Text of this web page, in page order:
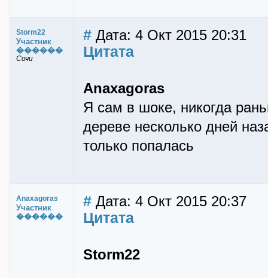
Storm22
Участник
������
Сочи
# Дата: 4 Окт 2015 20:31
Цитата
Anaxagoras
Я сам в шоке, никогда
дереве несколько дней
только попалась
Anaxagoras
Участник
������
# Дата: 4 Окт 2015 20:37
Цитата
Storm22